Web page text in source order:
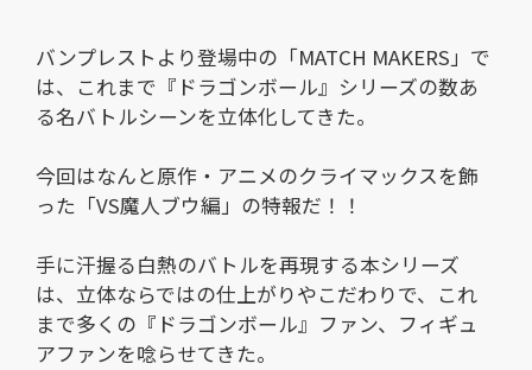
バンプレストより登場中の「MATCH MAKERS」で
は、これまで『ドラゴンボール』シリーズの数あ
る名バトルシーンを立体化してきた。
今回はなんと原作・アニメのクライマックスを飾
った「VS魔人ブウ編」の特報だ！！
手に汗握る白熱のバトルを再現する本シリーズ
は、立体ならではの仕上がりやこだわりで、これ
まで多くの『ドラゴンボール』ファン、フィギュ
アファンを唸らせてきた。